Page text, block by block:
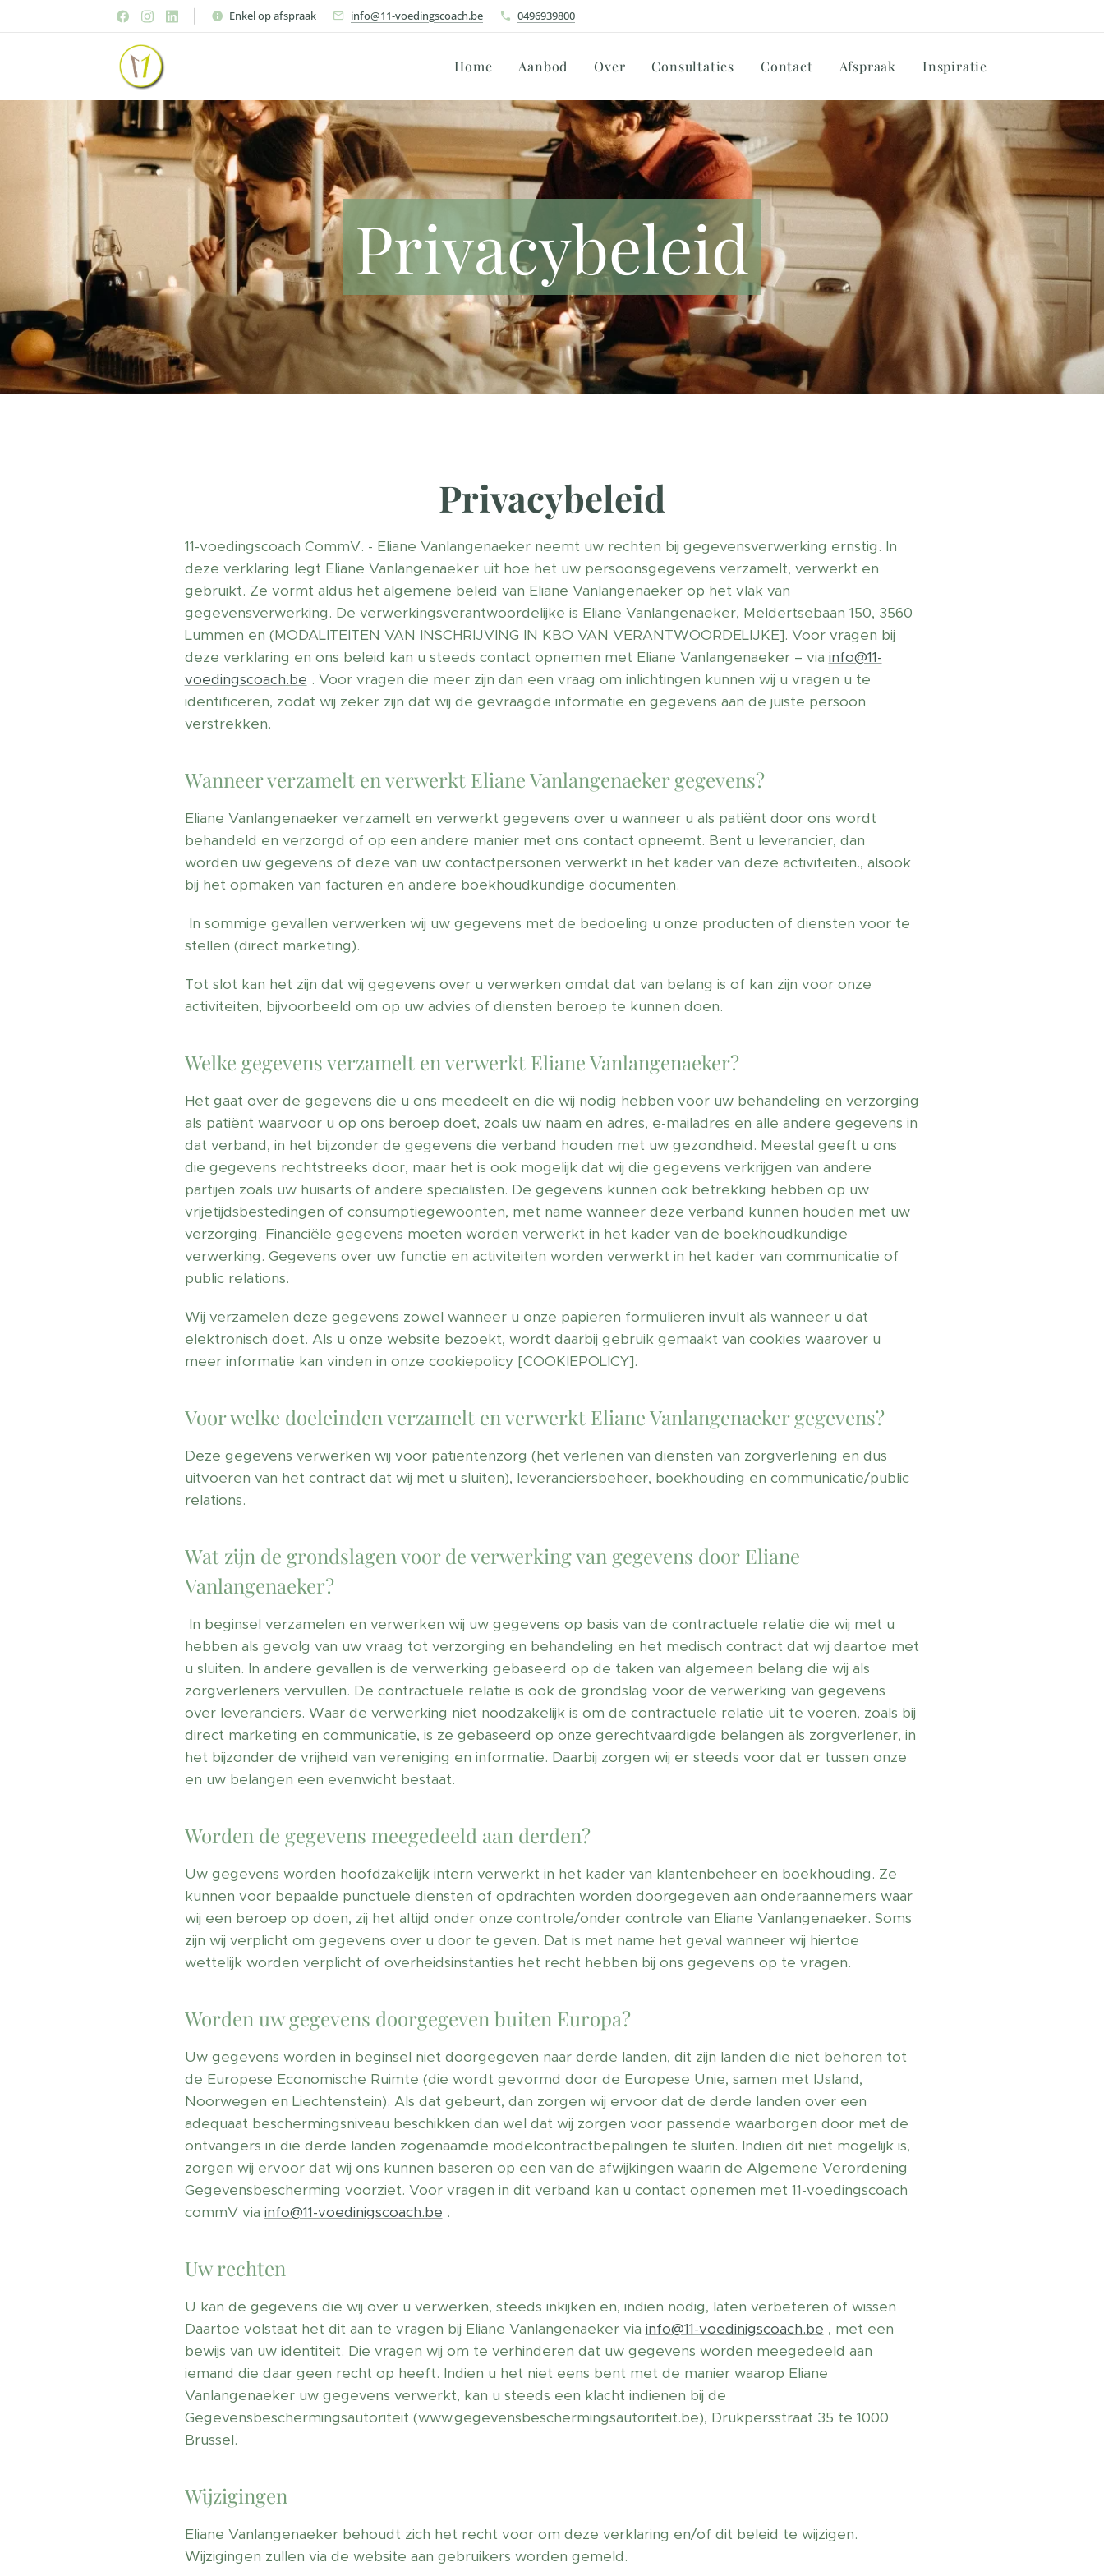
Enkel op afspraak info@11-voedingscoach.be 0496939800
Home Aanbod Over Consultaties Contact Afspraak Inspiratie
Privacybeleid
Privacybeleid
11-voedingscoach CommV. - Eliane Vanlangenaeker neemt uw rechten bij gegevensverwerking ernstig. In
deze verklaring legt Eliane Vanlangenaeker uit hoe het uw persoonsgegevens verzamelt, verwerkt en
gebruikt. Ze vormt aldus het algemene beleid van Eliane Vanlangenaeker op het vlak van
gegevensverwerking. De verwerkingsverantwoordelijke is Eliane Vanlangenaeker, Meldertsebaan 150, 3560
Lummen en (MODALITEITEN VAN INSCHRIJVING IN KBO VAN VERANTWOORDELIJKE]. Voor vragen bij
deze verklaring en ons beleid kan u steeds contact opnemen met Eliane Vanlangenaeker – via info@11-
voedingscoach.be . Voor vragen die meer zijn dan een vraag om inlichtingen kunnen wij u vragen u te
identificeren, zodat wij zeker zijn dat wij de gevraagde informatie en gegevens aan de juiste persoon
verstrekken.
Wanneer verzamelt en verwerkt Eliane Vanlangenaeker gegevens?
Eliane Vanlangenaeker verzamelt en verwerkt gegevens over u wanneer u als patiënt door ons wordt
behandeld en verzorgd of op een andere manier met ons contact opneemt. Bent u leverancier, dan
worden uw gegevens of deze van uw contactpersonen verwerkt in het kader van deze activiteiten., alsook
bij het opmaken van facturen en andere boekhoudkundige documenten.
In sommige gevallen verwerken wij uw gegevens met de bedoeling u onze producten of diensten voor te
stellen (direct marketing).
Tot slot kan het zijn dat wij gegevens over u verwerken omdat dat van belang is of kan zijn voor onze
activiteiten, bijvoorbeeld om op uw advies of diensten beroep te kunnen doen.
Welke gegevens verzamelt en verwerkt Eliane Vanlangenaeker?
Het gaat over de gegevens die u ons meedeelt en die wij nodig hebben voor uw behandeling en verzorging
als patiënt waarvoor u op ons beroep doet, zoals uw naam en adres, e-mailadres en alle andere gegevens in
dat verband, in het bijzonder de gegevens die verband houden met uw gezondheid. Meestal geeft u ons
die gegevens rechtstreeks door, maar het is ook mogelijk dat wij die gegevens verkrijgen van andere
partijen zoals uw huisarts of andere specialisten. De gegevens kunnen ook betrekking hebben op uw
vrijetijdsbestedingen of consumptiegewoonten, met name wanneer deze verband kunnen houden met uw
verzorging. Financiële gegevens moeten worden verwerkt in het kader van de boekhoudkundige
verwerking. Gegevens over uw functie en activiteiten worden verwerkt in het kader van communicatie of
public relations.
Wij verzamelen deze gegevens zowel wanneer u onze papieren formulieren invult als wanneer u dat
elektronisch doet. Als u onze website bezoekt, wordt daarbij gebruik gemaakt van cookies waarover u
meer informatie kan vinden in onze cookiepolicy [COOKIEPOLICY].
Voor welke doeleinden verzamelt en verwerkt Eliane Vanlangenaeker gegevens?
Deze gegevens verwerken wij voor patiëntenzorg (het verlenen van diensten van zorgverlening en dus
uitvoeren van het contract dat wij met u sluiten), leveranciersbeheer, boekhouding en communicatie/public
relations.
Wat zijn de grondslagen voor de verwerking van gegevens door Eliane
Vanlangenaeker?
In beginsel verzamelen en verwerken wij uw gegevens op basis van de contractuele relatie die wij met u
hebben als gevolg van uw vraag tot verzorging en behandeling en het medisch contract dat wij daartoe met
u sluiten. In andere gevallen is de verwerking gebaseerd op de taken van algemeen belang die wij als
zorgverleners vervullen. De contractuele relatie is ook de grondslag voor de verwerking van gegevens
over leveranciers. Waar de verwerking niet noodzakelijk is om de contractuele relatie uit te voeren, zoals bij
direct marketing en communicatie, is ze gebaseerd op onze gerechtvaardigde belangen als zorgverlener, in
het bijzonder de vrijheid van vereniging en informatie. Daarbij zorgen wij er steeds voor dat er tussen onze
en uw belangen een evenwicht bestaat.
Worden de gegevens meegedeeld aan derden?
Uw gegevens worden hoofdzakelijk intern verwerkt in het kader van klantenbeheer en boekhouding. Ze
kunnen voor bepaalde punctuele diensten of opdrachten worden doorgegeven aan onderaannemers waar
wij een beroep op doen, zij het altijd onder onze controle/onder controle van Eliane Vanlangenaeker. Soms
zijn wij verplicht om gegevens over u door te geven. Dat is met name het geval wanneer wij hiertoe
wettelijk worden verplicht of overheidsinstanties het recht hebben bij ons gegevens op te vragen.
Worden uw gegevens doorgegeven buiten Europa?
Uw gegevens worden in beginsel niet doorgegeven naar derde landen, dit zijn landen die niet behoren tot
de Europese Economische Ruimte (die wordt gevormd door de Europese Unie, samen met IJsland,
Noorwegen en Liechtenstein). Als dat gebeurt, dan zorgen wij ervoor dat de derde landen over een
adequaat beschermingsniveau beschikken dan wel dat wij zorgen voor passende waarborgen door met de
ontvangers in die derde landen zogenaamde modelcontractbepalingen te sluiten. Indien dit niet mogelijk is,
zorgen wij ervoor dat wij ons kunnen baseren op een van de afwijkingen waarin de Algemene Verordening
Gegevensbescherming voorziet. Voor vragen in dit verband kan u contact opnemen met 11-voedingscoach
commV via info@11-voedinigscoach.be .
Uw rechten
U kan de gegevens die wij over u verwerken, steeds inkijken en, indien nodig, laten verbeteren of wissen
Daartoe volstaat het dit aan te vragen bij Eliane Vanlangenaeker via info@11-voedinigscoach.be , met een
bewijs van uw identiteit. Die vragen wij om te verhinderen dat uw gegevens worden meegedeeld aan
iemand die daar geen recht op heeft. Indien u het niet eens bent met de manier waarop Eliane
Vanlangenaeker uw gegevens verwerkt, kan u steeds een klacht indienen bij de
Gegevensbeschermingsautoriteit (www.gegevensbeschermingsautoriteit.be), Drukpersstraat 35 te 1000
Brussel.
Wijzigingen
Eliane Vanlangenaeker behoudt zich het recht voor om deze verklaring en/of dit beleid te wijzigen.
Wijzigingen zullen via de website aan gebruikers worden gemeld.